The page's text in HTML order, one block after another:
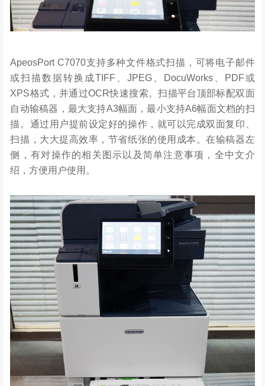
ApeosPort C7070支持多种文件格式扫描，可将电子邮件
或扫描数据转换成TIFF、JPEG、DocuWorks、PDF或
XPS格式，并通过OCR快速搜索。扫描平台顶部标配双面
自动输稿器，最大支持A3幅面，最小支持A6幅面文档的扫
描。通过用户提前设定好的操作，就可以完成双面复印、
扫描，大大提高效率，节省纸张的使用成本。在输稿器左
侧，有对操作的相关图示以及简单注意事项，全中文介
绍，方便用户使用。